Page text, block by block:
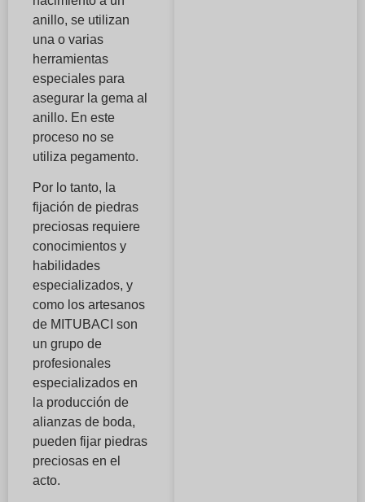
anillo, se utilizan
una o varias
herramientas
especiales para
asegurar la gema al
anillo. En este
proceso no se
utiliza pegamento.
Por lo tanto, la
fijación de piedras
preciosas requiere
conocimientos y
habilidades
especializados, y
como los artesanos
de MITUBACI son
un grupo de
profesionales
especializados en
la producción de
alianzas de boda,
pueden fijar piedras
preciosas en el
acto.